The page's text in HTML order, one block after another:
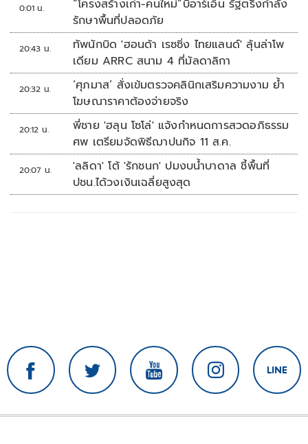
0:01 น.
“โครงสร้างเก่า-คนใหม่”บีอาร์เอ็น รัฐตรึงกำลัง
รักษาพื้นที่ปลอดภัย
20:43 น.
ทัพนักบิด 'ฮอนด้า เรซซิ่ง ไทยแลนด์' ลุ้นล่าโพ
เดียม ARRC สนาม 4 ที่มัลดาลิกา
20:32 น.
‘ศุภมาส’ สั่งเข้มตรวจคลินิกเสริมความงาม ย้ำ
โฆษณาราคาต้องจ่ายจริง
20:12 น.
พี่ชาย 'ฮลุน โซโล่' แจ้งกำหนดการสวดอภิธรรม
ศพ เตรียมจัดพิธีฌาปนกิจ 11 ส.ค.
20:07 น.
'ลลิดา' โต้ 'รักชนก' ปมงบน้ำบาดาล ชี้พื้นที่
ปชน.ได้วงเงินเฉลี่ยสูงสุด